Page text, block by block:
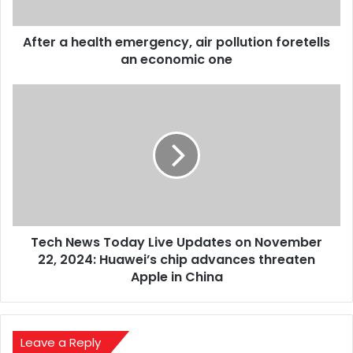
economic
oneAfter a health emergency, air pollution foretells
an economic one
2024:
Huawei’s
Apple
China
Tech News Today Live Updates on November
22, 2024: Huawei’s chip advances threaten
Apple in China
Leave a Reply